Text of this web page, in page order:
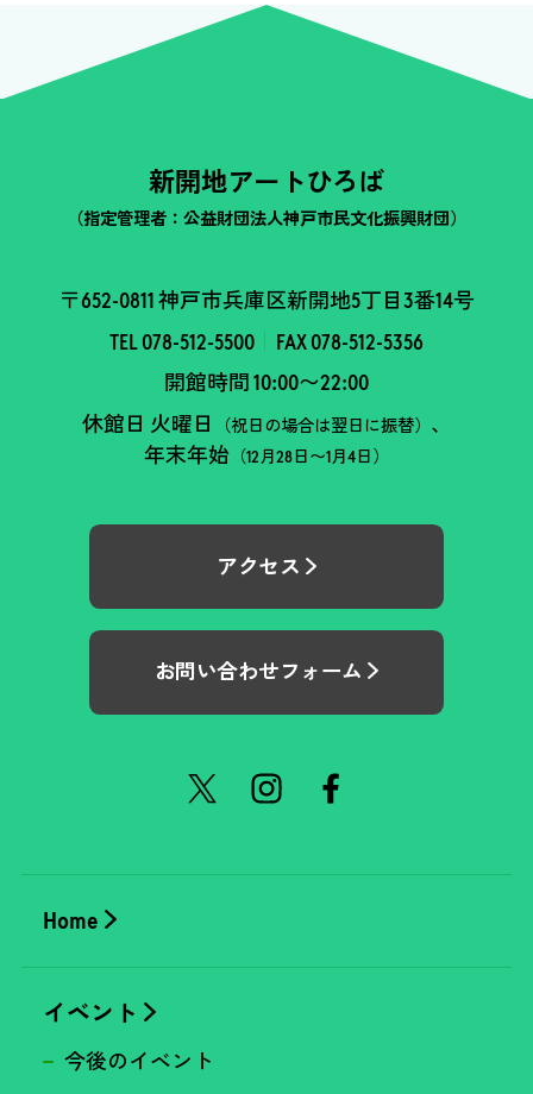
新開地アートひろば
（指定管理者：公益財団法人神戸市民文化振興財団）
〒652-0811 神戸市兵庫区新開地5丁目3番14号
TEL 078-512-5500
FAX 078-512-5356
開館時間 10:00〜22:00
休館日 火曜日
（祝日の場合は翌日に振替） 、
年末年始 （12月28日〜1月4日）
アクセス
お問い合わせフォーム
Home
イベント
今後のイベント